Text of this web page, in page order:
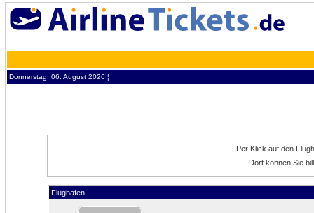
Donnerstag, 06. August 2026 ¦
Per Klick auf den
Dort können Sie
Flughafen